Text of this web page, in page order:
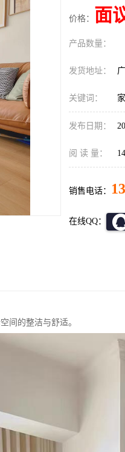
价格： 面
产品数量：
发货地址：
关键词：
发布日期：
阅 读 量：
销售电话：
在线QQ：
间的整洁与舒适。